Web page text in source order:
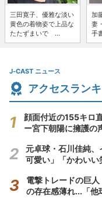
三田寛子、優雅な淡い
黄色の着物姿で上品な
たたずまいで ...
加
妻
手
J-CAST ニュース
アクセスラン
顔面付近の155キロ
ー宮下朝陽に擁護
元卓球・石川佳純
可愛い」「かわい
電撃トレードの巨
の存在感薄れ...「他